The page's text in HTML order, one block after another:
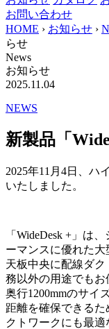
お問い合わせ
HOME › お知らせ ›
らせ
News
お知らせ
2025.11.04
NEWS
新製品「
2025年11月4日、ハ
いたしました。
「WideDesk +」は
ーマンスに優れた大
天板中央に配線ダ
務以外の用途でもお
奥行1200mmのサイ
距離を確保できる
クトワークにも最適